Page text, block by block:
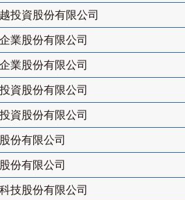
投資股份有限公司
業股份有限公司
業股份有限公司
資股份有限公司
資股份有限公司
份有限公司
份有限公司
技股份有限公司